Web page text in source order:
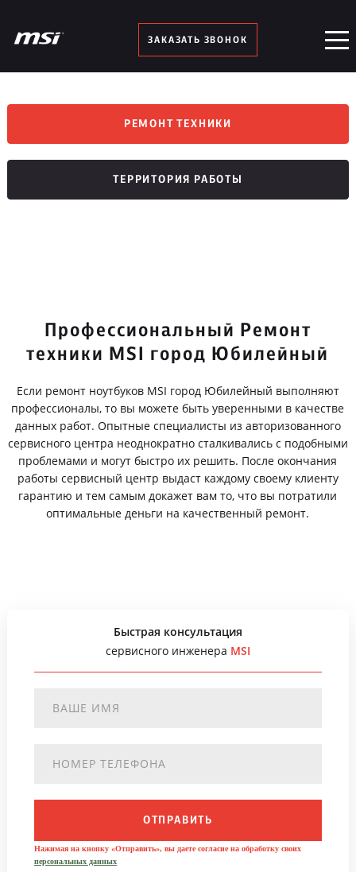
ЗАКАЗАТЬ ЗВОНОК
РЕМОНТ ТЕХНИКИ
ТЕРРИТОРИЯ РАБОТЫ
Профессиональный Ремонт
техники MSI город Юбилейный
Если ремонт ноутбуков MSI город Юбилейный выполняют
профессионалы, то вы можете быть уверенными в качестве
данных работ. Опытные специалисты из авторизованного
сервисного центра неоднократно сталкивались с подобными
проблемами и могут быстро их решить. После окончания
работы сервисный центр выдаст каждому своему клиенту
гарантию и тем самым докажет вам то, что вы потратили
оптимальные деньги на качественный ремонт.
Быстрая консультация
сервисного инженера MSI
ОТПРАВИТЬ
Нажимая на кнопку «Отправить», вы даете согласие на обработку своих
персональных данных